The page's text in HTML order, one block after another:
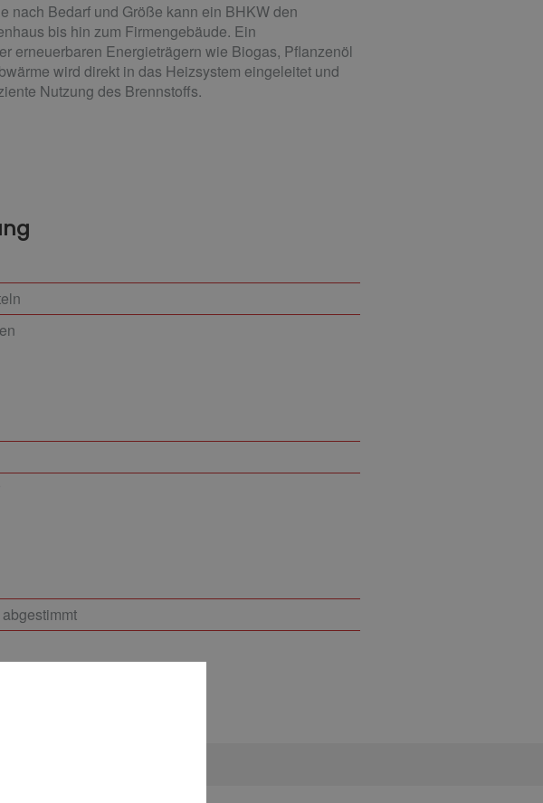
nach Bedarf und Größe kann ein BHKW den
bis hin zum Firmengebäude. Ein
erneuerbaren Energieträgern wie Biogas, Pflanzenöl
wird direkt in das Heizsystem eingeleitet und
Nutzung des Brennstoffs.